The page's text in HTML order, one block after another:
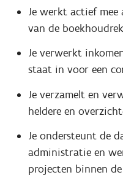
Je werkt actief
van de
Je verwerkt
staat in voor een
Je verzamelt en
heldere en
Je ondersteunt de
administratie en
projecten binnen